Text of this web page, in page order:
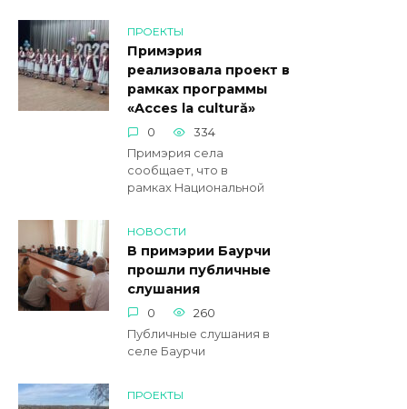
ПРОЕКТЫ
Примэрия
реализовала проект в
рамках программы
«Acces la cultură»
0
334
Примэрия села
сообщает, что в
рамках Национальной
НОВОСТИ
В примэрии Баурчи
прошли публичные
слушания
0
260
Публичные слушания в
селе Баурчи
ПРОЕКТЫ